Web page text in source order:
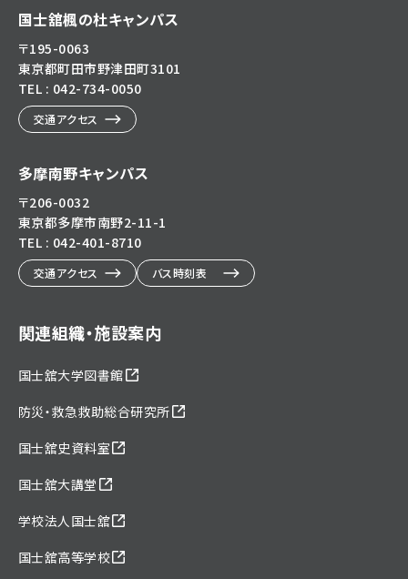
国士舘楓の杜キャンパス
〒195-0063
東京都町田市野津田町3101
TEL : 042-734-0050
交通アクセス
多摩南野キャンパス
〒206-0032
東京都多摩市南野2-11-1
TEL : 042-401-8710
交通アクセス バス時刻表
関連組織・施設案内
国士舘大学図書館
防災・救急救助総合研究所
国士舘史資料室
国士舘大講堂
学校法人国士舘
国士舘高等学校